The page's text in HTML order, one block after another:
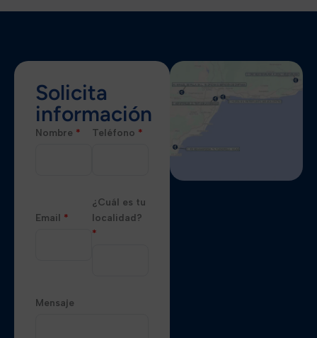
Solicita
información
Nombre * Teléfono *
Email *
¿Cuál es tu
localidad?
*
Mensaje